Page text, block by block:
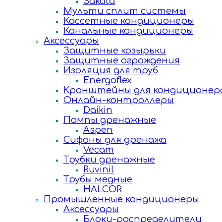
Мульти сплит системы
Кассетные кондиционеры
Канальные кондиционеры
Аксессуары
Защитные козырьки
Защитные ограждения
Изоляция для труб
Energoflex
Кронштейны для
Онлайн-контроллеры
Daikin
Помпы дренажные
Aspen
Сифоны для дренажа
Vecam
Трубки дренажные
Ruvinil
Трубы медные
HALCOR
Промышленные кондиционеры
Аксессуары
Блоки-распределители